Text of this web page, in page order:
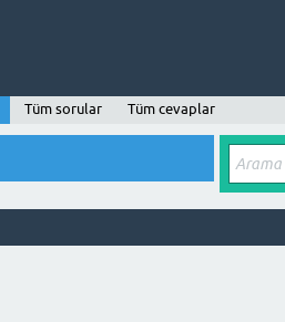
Tüm sorular Tüm cevaplar